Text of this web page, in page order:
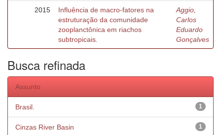
2015
Influência de macro-fatores na
estruturação da comunidade
zooplanctônica em riachos
subtropicais.
Aggio,
Carlos
Eduardo
Gonçalves
Busca refinada
Assunto
1
Brasil.
1
Cinzas River Basin